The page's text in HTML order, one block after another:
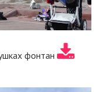
фонтан